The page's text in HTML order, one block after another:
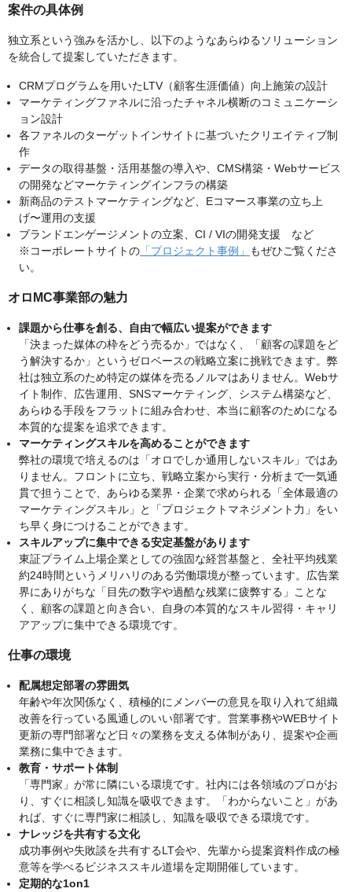
案件の具体例
独立系という強みを活かし、以下のようなあらゆるソリューション
を統合して提案していただきます。
CRMプログラムを用いたLTV（顧客生涯価値）向上施策の設計
マーケティングファネルに沿ったチャネル横断のコミュニケーシ
ョン設計
各ファネルのターゲットインサイトに基づいたクリエイティブ制
作
データの取得基盤・活用基盤の導入や、CMS構築・Webサービス
の開発などマーケティングインフラの構築
新商品のテストマーケティングなど、Eコマース事業の立ち上
げ〜運用の支援
ブランドエンゲージメントの立案、CI / VIの開発支援 など
※コーポレートサイトの 「プロジェクト事例」
もぜひご覧くださ
い。
オロMC事業部の魅力
課題から仕事を創る、自由で幅広い提案ができます
「決まった媒体の枠をどう売るか」ではなく、「顧客の課題をど
う解決するか」というゼロベースの戦略立案に挑戦できます。弊
社は独立系のため特定の媒体を売るノルマはありません。Webサ
イト制作、広告運用、SNSマーケティング、システム構築など、
あらゆる手段をフラットに組み合わせ、本当に顧客のためになる
本質的な提案を追求できます。
マーケティングスキルを高めることができます
弊社の環境で培えるのは「オロでしか通用しないスキル」ではあ
りません。フロントに立ち、戦略立案から実行・分析まで一気通
貫で担うことで、あらゆる業界・企業で求められる「全体最適の
マーケティングスキル」と「プロジェクトマネジメント力」をい
ち早く身につけることができます。
スキルアップに集中できる安定基盤があります
東証プライム上場企業としての強固な経営基盤と、全社平均残業
約24時間というメリハリのある労働環境が整っています。広告業
界にありがちな「目先の数字や過酷な残業に疲弊する」ことな
く、顧客の課題と向き合い、自身の本質的なスキル習得・キャリ
アアップに集中できる環境です。
仕事の環境
配属想定部署の雰囲気
年齢や年次関係なく、積極的にメンバーの意見を取り入れて組織
改善を行っている風通しのいい部署です。営業事務やWEBサイト
更新の専門部署など日々の業務を支える体制があり、提案や企画
業務に集中できます。
教育・サポート体制
「専門家」が常に隣にいる環境です。社内には各領域のプロがお
り、すぐに相談し知識を吸収できます。「わからないこと」があ
れば、すぐに専門家に相談し、知識を吸収できる環境です。
ナレッジを共有する文化
成功事例や失敗談を共有するLT会や、先輩から提案資料作成の極
意等を学べるビジネススキル道場を定期開催しています。
定期的な1on1